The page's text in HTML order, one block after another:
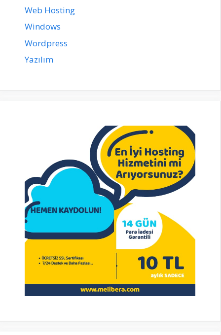
Web Hosting
Windows
Wordpress
Yazılım